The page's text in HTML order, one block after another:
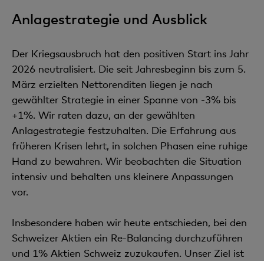
Anlagestrategie und Ausblick
Der Kriegsausbruch hat den positiven Start ins Jahr
2026 neutralisiert. Die seit Jahresbeginn bis zum 5.
März erzielten Nettorenditen liegen je nach
gewählter Strategie in einer Spanne von -3% bis
+1%. Wir raten dazu, an der gewählten
Anlagestrategie festzuhalten. Die Erfahrung aus
früheren Krisen lehrt, in solchen Phasen eine ruhige
Hand zu bewahren. Wir beobachten die Situation
intensiv und behalten uns kleinere Anpassungen
vor.
Insbesondere haben wir heute entschieden, bei den
Schweizer Aktien ein Re-Balancing durchzuführen
und 1% Aktien Schweiz zuzukaufen. Unser Ziel ist